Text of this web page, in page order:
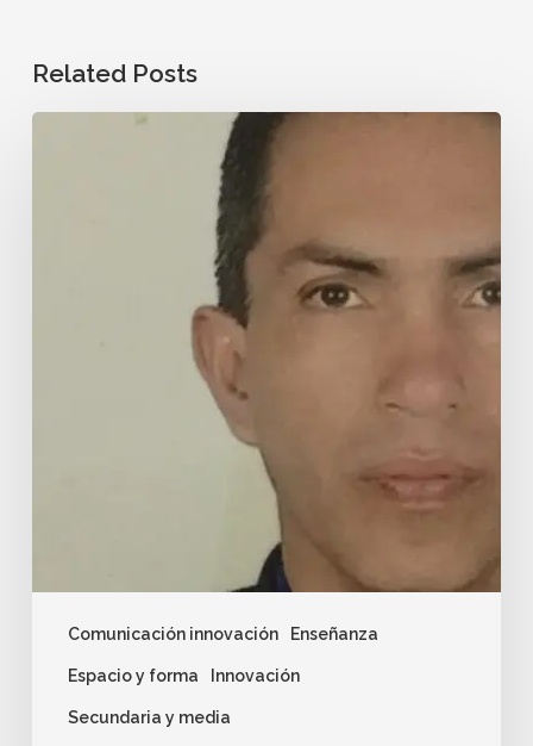
Related Posts
Comunicación innovación Enseñanza
Espacio y forma Innovación
Secundaria y media